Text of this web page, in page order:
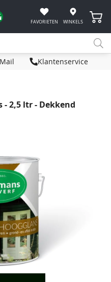
FAVORIETEN WINKELS
Mail Klantenservice
2,5 ltr - Dekkend